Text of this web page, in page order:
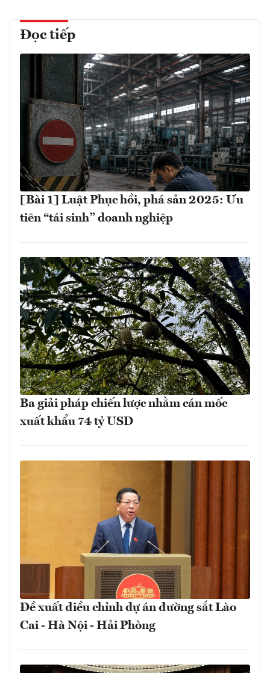
Đọc tiếp
[Bài 1] Luật Phục hồi, phá sản 2025: Ưu
tiên “tái sinh” doanh nghiệp
Ba giải pháp chiến lược nhằm cán mốc
xuất khẩu 74 tỷ USD
Đề xuất điều chỉnh dự án đường sắt Lào
Cai - Hà Nội - Hải Phòng